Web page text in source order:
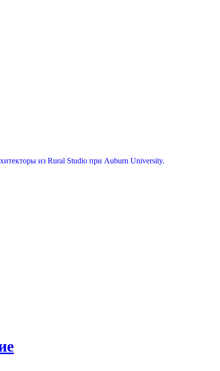
из Rural Studio при Auburn University.